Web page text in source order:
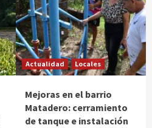
Actualidad Locales
Mejoras en el barrio
Matadero: cerramiento
de tanque e instalación